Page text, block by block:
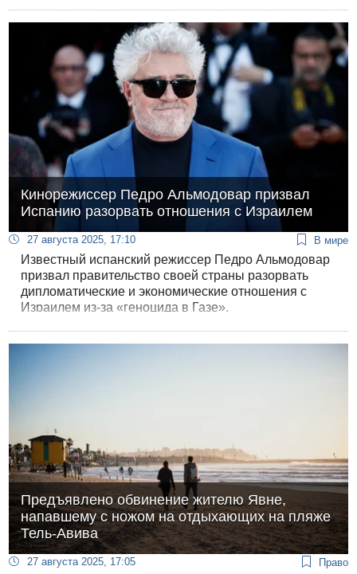
соглашениям 2015 года. Об этом сообщает
агентство Reuters со ссылкой на четырех
дипломатов.
Кинорежиссер Педро Альмодовар призвал
Испанию разорвать отношения с Израилем
27 августа 2025, 17:10 В мире
Известный испанский режиссер Педро Альмодовар
призвал правительство своей страны разорвать
дипломатические и экономические отношения с
Израилем из-за «геноцида в Газе».
Предъявлено обвинение жителю Явне,
напавшему с ножом на отдыхающих на пляже
Тель-Авива
27 августа 2025, 17:05 Право